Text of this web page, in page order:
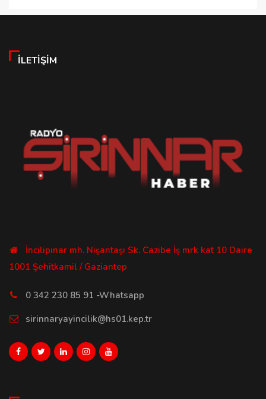
İLETIŞIM
İncilipınar mh. Nişantaşı Sk. Cazibe İş mrk kat 10 Daire
1001 Şehitkamil / Gaziantep
0 342 230 85 91 -Whatsapp
sirinnaryayincilik@hs01.kep.tr